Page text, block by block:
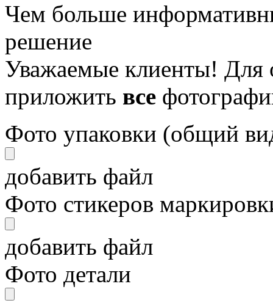
Чем больше
решение
Уважаемые клиенты! Для
приложить все
Фото упаковки (общий
добавить файл
Фото стикеров
добавить файл
Фото детали